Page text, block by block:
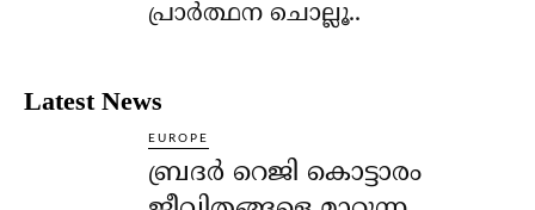
പ്രാര്‍ത്ഥന ചൊല്ലൂ..
Latest News
EUROPE
ബ്രദർ റെജി കൊട്ടാരം